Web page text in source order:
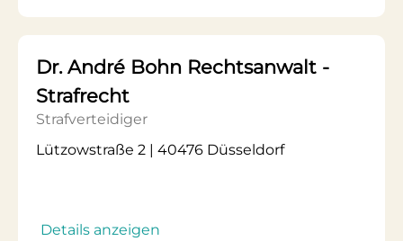
Dr. André Bohn Rechtsanwalt -
Strafrecht
Strafverteidiger
Lützowstraße 2 | 40476 Düsseldorf
Details anzeigen